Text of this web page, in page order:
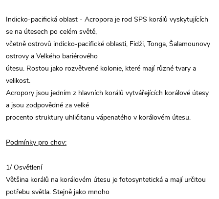
Indicko-pacifická oblast - Acropora je rod SPS korálů vyskytujících
se na útesech po celém světě,
včetně ostrovů indicko-pacifické oblasti, Fidži, Tonga, Šalamounovy
ostrovy a Velkého bariérového
útesu. Rostou jako rozvětvené kolonie, které mají různé tvary a
velikost.
Acropory jsou jedním z hlavních korálů vytvářejících korálové útesy
a jsou zodpovědné za velké
procento struktury uhličitanu vápenatého v korálovém útesu.
Podmínky pro chov:
1/ Osvětlení
Většina korálů na korálovém útesu je fotosyntetická a mají určitou
potřebu světla. Stejně jako mnoho